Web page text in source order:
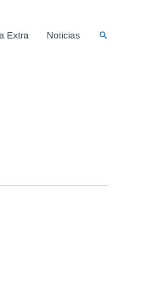
Extra Noticias Pesquisar